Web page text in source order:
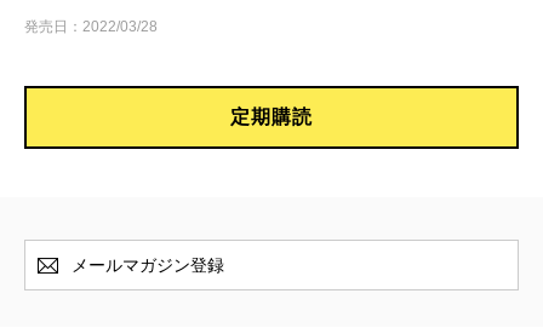
加藤宗哉／さらに拡がる遠藤文学の世界
アリ・スミス、木原善彦 訳『春』（新潮クレス
薬丸 岳『刑事弁護人』
東えりか／迫真のリーガルサスペンス
発売日：2022/03/28
定期購読
メールマガジン登録